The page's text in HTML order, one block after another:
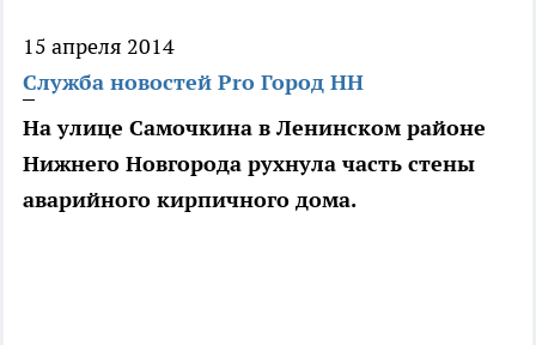
15 апреля 2014
Служба новостей Pro Город НН
На улице Самочкина в Ленинском районе
Нижнего Новгорода рухнула часть стены
аварийного кирпичного дома.